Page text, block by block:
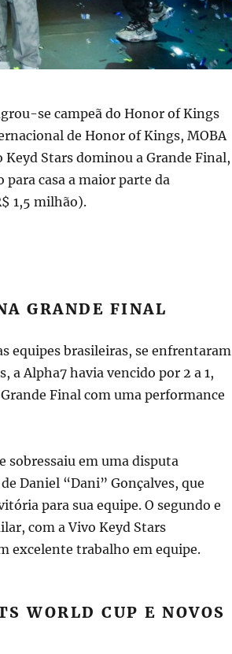
se campeã do Honor of Kings
de Honor of Kings, MOBA
Stars dominou a Grande Final,
para casa a maior parte da
1,5 milhão).
GRANDE FINAL
equipes brasileiras, se enfrentaram
a Alpha7 havia vencido por 2 a 1,
Final com uma performance
sobressaiu em uma disputa
Daniel “Dani” Gonçalves, que
para sua equipe. O segundo e
com a Vivo Keyd Stars
excelente trabalho em equipe.
WORLD CUP E NOVOS